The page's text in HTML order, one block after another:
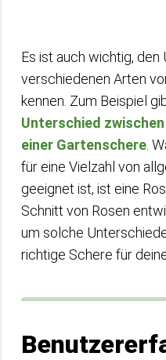
Es ist auch wichtig,
verschiedenen Arten
kennen. Zum Beispiel
Unterschied
einer Gartenschere .
für eine Vielzahl von
geeignet ist, ist eine
Schnitt von Rosen
um solche
richtige Schere für